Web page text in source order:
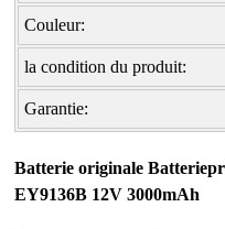
Couleur:
la condition du produit:
Garantie:
Batterie originale
EY9136B 12V 3000mAh